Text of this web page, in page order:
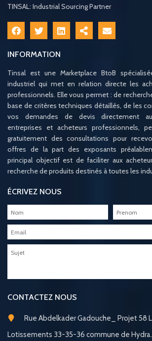
TINSAL: Industrial Sourcing Partner
INFORMATION
Tinsal est une Marketplace BtoB
industriel qui met en relation directe les
professionnels. Elle vous permet : de
base de critères techniques détaillés, de les
vos demandes de devis directement
entreprises et acheteurs professionnels,
gratuitement des consultations pour
offres de la part des exposants
principal objectif est de faciliter aux
recherche de produits destinés à toutes les
ÉCRIVEZ NOUS
CONTACTEZ NOUS
Rue Abdelkader Gadouche_ Projet 58
Lotissements 33-35-36 commune de Hydra.